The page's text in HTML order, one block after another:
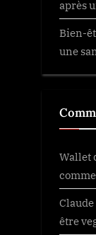
après
Bien-
une
Wallet
Claude
être